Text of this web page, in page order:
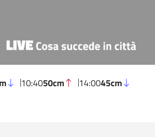
10:4050cm 14:0045cm